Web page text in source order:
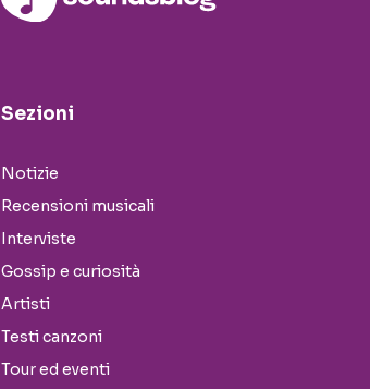
Sezioni
Notizie
Recensioni musicali
Interviste
Gossip e curiosità
Artisti
Testi canzoni
Tour ed eventi